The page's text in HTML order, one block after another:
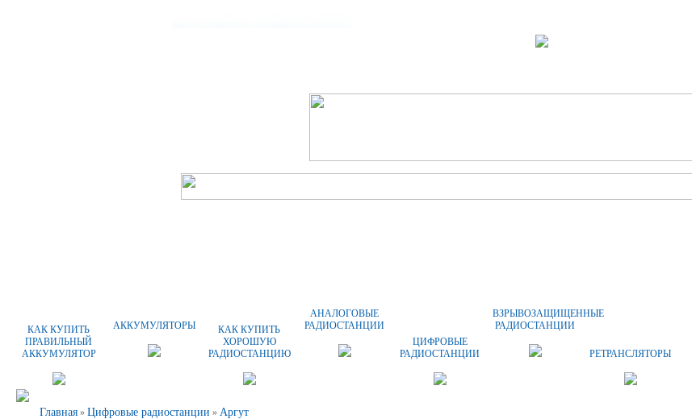
КАК КУПИТЬ
ПРАВИЛЬНЫЙ
АККУМУЛЯТОР
АККУМУЛЯТОРЫ
КАК КУПИТЬ
ХОРОШУЮ
РАДИОСТАНЦИЮ
АНАЛОГОВЫЕ
РАДИОСТАНЦИИ
ЦИФРОВЫЕ
РАДИОСТАНЦИИ
ВЗРЫВОЗАЩИЩЕННЫЕ
РАДИОСТАНЦИИ
РЕТРАНСЛЯТОРЫ
Главная » Цифровые радиостанции » Аргут